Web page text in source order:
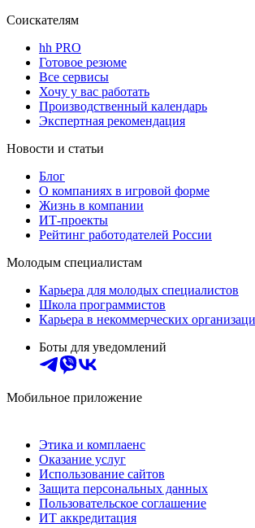
Соискателям
hh PRO
Готовое резюме
Все сервисы
Хочу у вас работать
Производственный календарь
Экспертная рекомендация
Новости и статьи
Блог
О компаниях в игровой форме
Жизнь в компании
ИТ-проекты
Рейтинг работодателей России
Молодым специалистам
Карьера для молодых специалистов
Школа программистов
Карьера в некоммерческих
Боты для уведомлений
Мобильное приложение
Этика и комплаенс
Оказание услуг
Использование сайтов
Защита персональных данных
Пользовательское соглашение
ИТ аккредитация